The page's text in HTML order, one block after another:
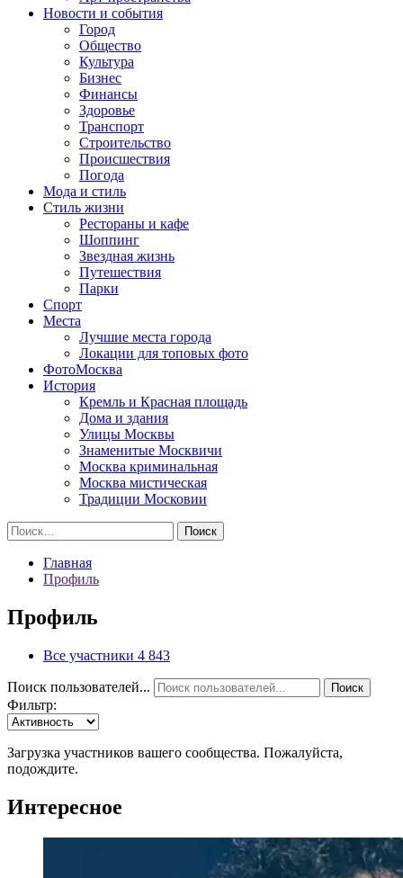
Новости и события
Город
Общество
Культура
Бизнес
Финансы
Здоровье
Транспорт
Строительство
Происшествия
Погода
Мода и стиль
Стиль жизни
Рестораны и кафе
Шоппинг
Звездная жизнь
Путешествия
Парки
Спорт
Места
Лучшие места города
Локации для топовых фото
ФотоМосква
История
Кремль и Красная площадь
Дома и здания
Улицы Москвы
Знаменитые Москвичи
Москва криминальная
Москва мистическая
Традиции Московии
Найти:
Главная
Профиль
Профиль
Все участники 4 843
Поиск пользователей... Поиск
Фильтр:
Загрузка участников вашего сообщества. Пожалуйста,
подождите.
Интересное